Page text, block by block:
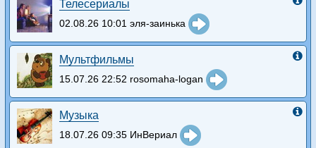
Телесериалы
02.08.26 10:01 эля-заинька
Мультфильмы
15.07.26 22:52 rosomaha-logan
Музыка
18.07.26 09:35 ИнВериал